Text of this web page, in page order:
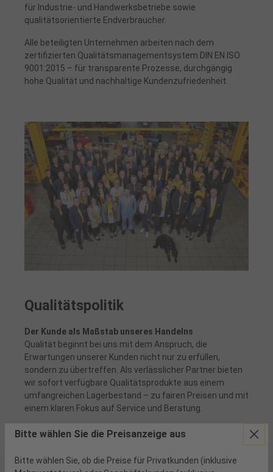
für Industrie- und Handwerksbetriebe sowie
qualitätsorientierte Endverbraucher.
Alle beteiligten Unternehmen arbeiten nach dem
zertifizierten Qualitätsmanagementsystem DIN EN ISO
9001:2015 – für transparente Prozesse, durchgängig
hohe Qualität und nachhaltige Kundenzufriedenheit.
Qualitätspolitik
Der Kunde als Maßstab unseres Handelns
Qualität beginnt bei uns mit dem Anspruch, die
Erwartungen unserer Kunden nicht nur zu erfüllen,
sondern zu übertreffen. Als verlässlicher Partner bieten
wir sofort verfügbare Qualitätsprodukte aus einem
umfangreichen Lagerbestand – zu fairen Preisen und mit
einem klaren Fokus auf Service und Beratung.
Begegnungsqualität als gelebte Philosophie
Kunden, Lieferanten und Partnern ist für uns im
Technikzentrum ein zentraler Bestandteil gelebter
Bitte wählen Sie die Preisanzeige aus
Bitte wählen Sie, ob die Preise für Privatkunden (inklusive